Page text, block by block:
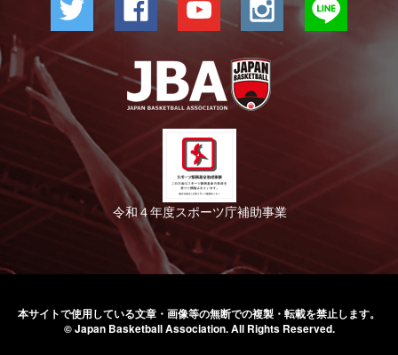
令和４年度スポーツ庁補助事業
本サイトで使用している文章・画像等の無断での複製・転載を禁止します。
© Japan Basketball Association.All Rights Reserved.